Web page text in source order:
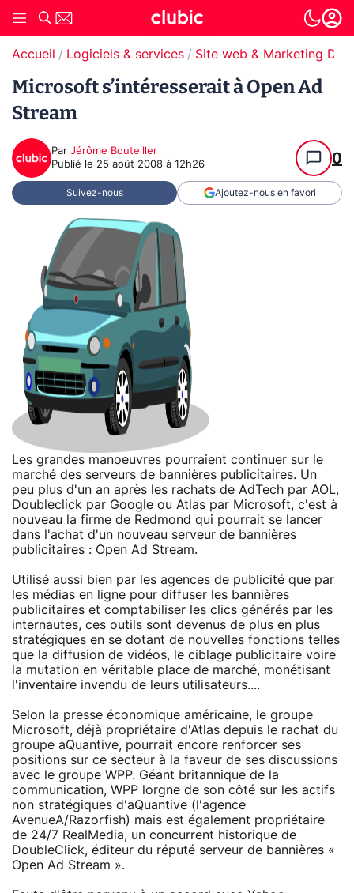
Accueil Logiciels & services Site web & Marketing
Microsoft s’intéresserait à Open Ad
Stream
Par Jérôme Bouteiller
Publié le 25 août 2008 à 12h26 0
Suivez-nous Ajoutez-nous en favori
Les grandes manoeuvres pourraient continuer sur le
marché des serveurs de bannières publicitaires. Un
peu plus d'un an après les rachats de AdTech par AOL,
Doubleclick par Google ou Atlas par Microsoft, c'est à
nouveau la firme de Redmond qui pourrait se lancer
dans l'achat d'un nouveau serveur de bannières
publicitaires : Open Ad Stream.
Utilisé aussi bien par les agences de publicité que par
les médias en ligne pour diffuser les bannières
publicitaires et comptabiliser les clics générés par les
internautes, ces outils sont devenus de plus en plus
stratégiques en se dotant de nouvelles fonctions telles
que la diffusion de vidéos, le ciblage publicitaire voire
la mutation en véritable place de marché, monétisant
l'inventaire invendu de leurs utilisateurs....
Selon la presse économique américaine, le groupe
Microsoft, déjà propriétaire d'Atlas depuis le rachat du
groupe aQuantive, pourrait encore renforcer ses
positions sur ce secteur à la faveur de ses discussions
avec le groupe WPP. Géant britannique de la
communication, WPP lorgne de son côté sur les actifs
non stratégiques d'aQuantive (l'agence
AvenueA/Razorfish) mais est également propriétaire
de 24/7 RealMedia, un concurrent historique de
DoubleClick, éditeur du réputé serveur de bannières «
Open Ad Stream ».